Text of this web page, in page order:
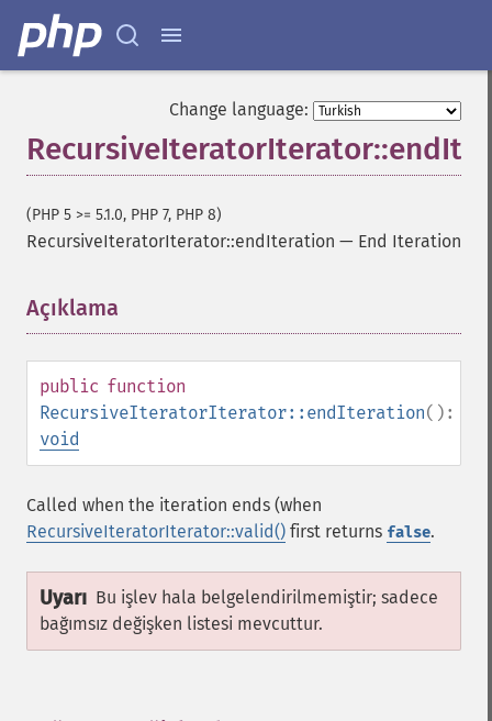
Change language:
(PHP 5 >= 5.1.0, PHP 7, PHP 8)
RecursiveIteratorIterator::endIteration — End Iteration
Açıklama
public function
RecursiveIteratorIterator::endIteration():
void
Called when the iteration ends (when
RecursiveIteratorIterator::valid() first returns false.
Uyarı Bu işlev hala belgelendirilmemiştir; sadece
bağımsız değişken listesi mevcuttur.